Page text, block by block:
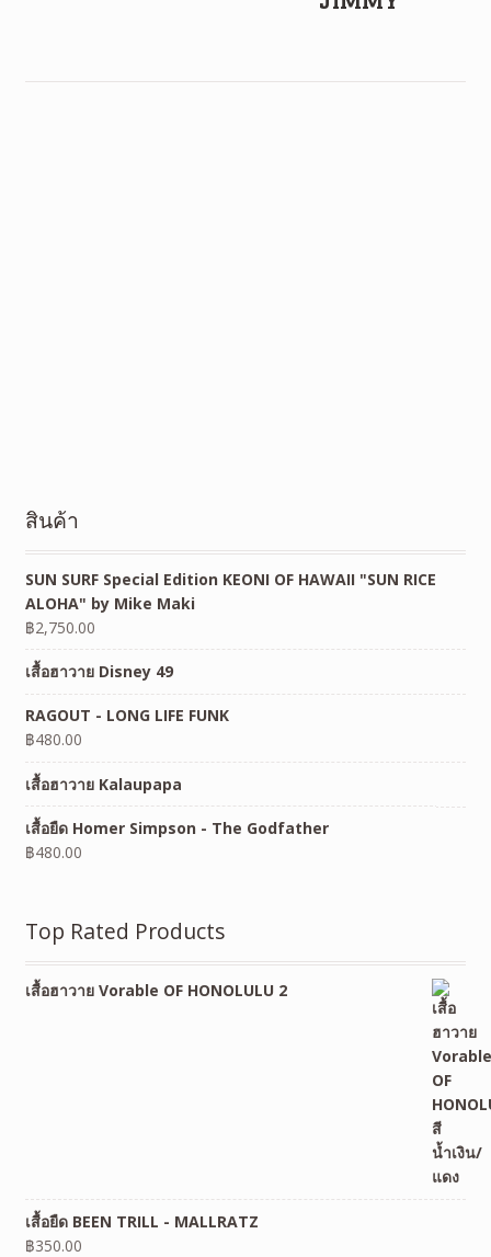
สินค้า
SUN SURF Special Edition KEONI OF HAWAII "SUN RICE
ALOHA" by Mike Maki
฿2,750.00
เสื้อฮาวาย Disney 49
RAGOUT - LONG LIFE FUNK
฿480.00
เสื้อฮาวาย Kalaupapa
เสื้อยืด Homer Simpson - The Godfather
฿480.00
Top Rated Products
เสื้อฮาวาย Vorable OF HONOLULU 2
เสื้อยืด BEEN TRILL - MALLRATZ
฿350.00